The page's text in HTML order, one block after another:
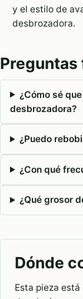
y el estilo de
desbrozadora.
¿Cómo sé
desbrozadora?
¿Puedo
¿Con qué
¿Qué grosor
Dónde
Esta pieza